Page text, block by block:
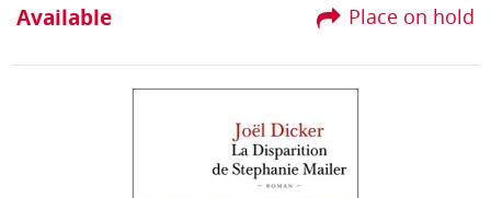
Place on hold
Available